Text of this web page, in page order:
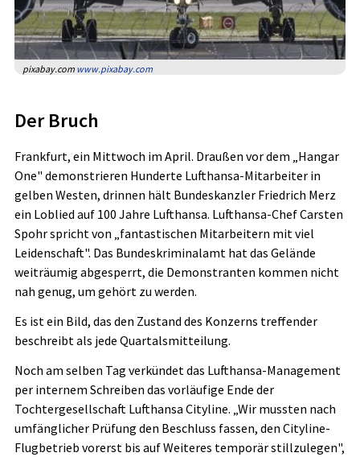
pixabay.com www.pixabay.com
Der Bruch
Frankfurt, ein Mittwoch im April. Draußen vor dem „Hangar
One" demonstrieren Hunderte Lufthansa-Mitarbeiter in
gelben Westen, drinnen hält Bundeskanzler Friedrich Merz
ein Loblied auf 100 Jahre Lufthansa. Lufthansa-Chef Carsten
Spohr spricht von „fantastischen Mitarbeitern mit viel
Leidenschaft". Das Bundeskriminalamt hat das Gelände
weiträumig abgesperrt, die Demonstranten kommen nicht
nah genug, um gehört zu werden.
Es ist ein Bild, das den Zustand des Konzerns treffender
beschreibt als jede Quartalsmitteilung.
Noch am selben Tag verkündet das Lufthansa-Management
per internem Schreiben das vorläufige Ende der
Tochtergesellschaft Lufthansa Cityline. „Wir mussten nach
umfänglicher Prüfung den Beschluss fassen, den Cityline-
Flugbetrieb vorerst bis auf Weiteres temporär stillzulegen",